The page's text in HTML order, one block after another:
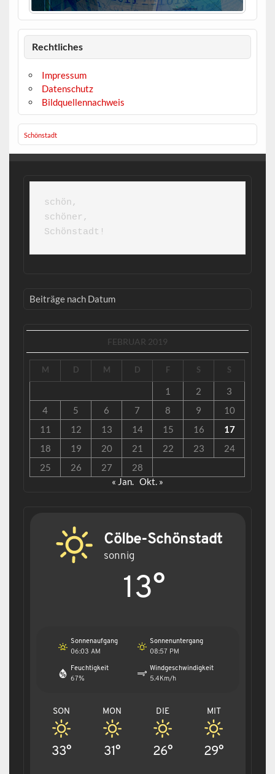
Rechtliches
Impressum
Datenschutz
Bildquellennachweis
Schönstadt
schön,
schöner,
Schönstadt!
Beiträge nach Datum
FEBRUAR 2019
M D M D F S S
1 2
3
4
5 6 7 8 9
10
11
12 13 14 15 16
17
18
19 20 21 22 23
24
25
26 27
28
« Jan. Okt. »
Cölbe-Schönstadt
sonnig
13°
Sonnenaufgang
06:03 AM
Sonnenuntergang
08:57 PM
Feuchtigkeit
67%
Windgeschwindigkeit
5.4Km/h
SON
33°
MON
31°
DIE
26°
MIT
29°